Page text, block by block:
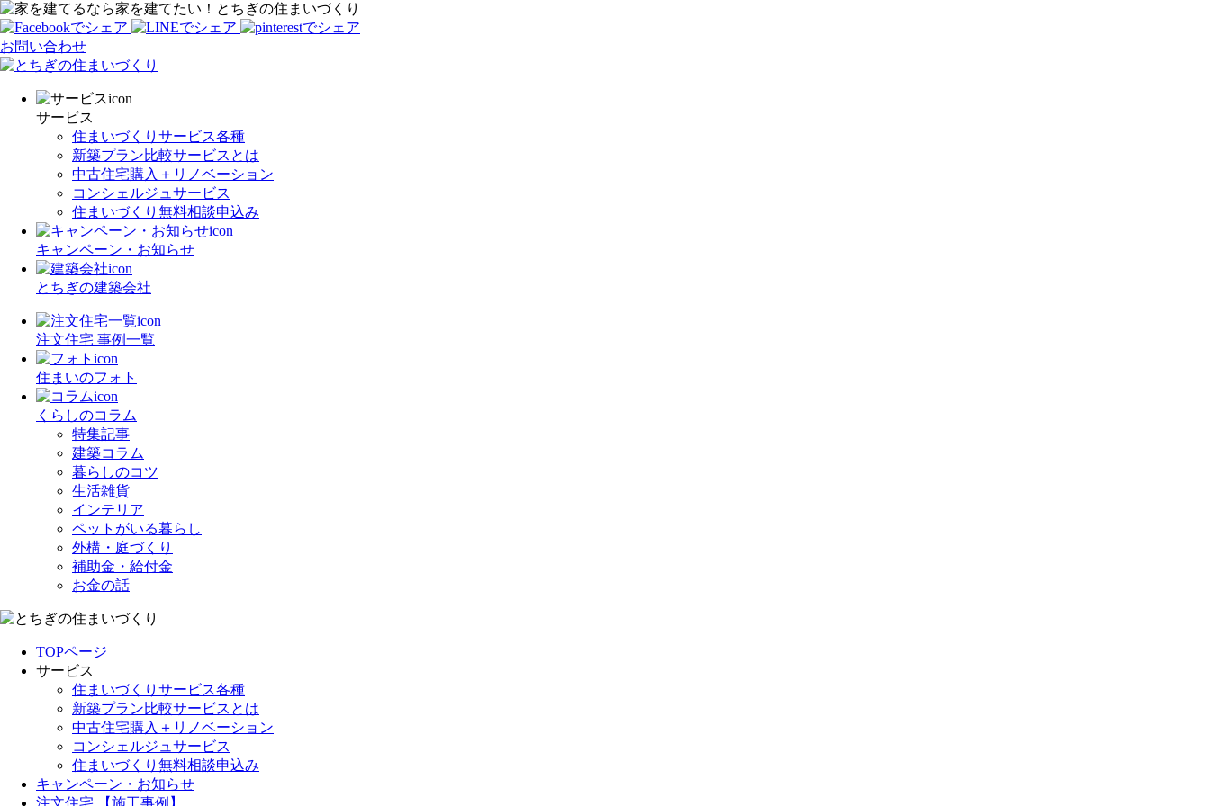
家を建てたい！とちぎの住まいづくり
お問い合わせ
サービス
住まいづくりサービス各種
新築プラン比較サービスとは
中古住宅購入＋リノベーション
コンシェルジュサービス
住まいづくり無料相談申込み
キャンペーン・お知らせ
とちぎの建築会社
注文住宅 事例一覧
住まいのフォト
くらしのコラム
特集記事
建築コラム
暮らしのコツ
生活雑貨
インテリア
ペットがいる暮らし
外構・庭づくり
補助金・給付金
お金の話
TOPページ
サービス
住まいづくりサービス各種
新築プラン比較サービスとは
中古住宅購入＋リノベーション
コンシェルジュサービス
住まいづくり無料相談申込み
キャンペーン・お知らせ
注文住宅 【施工事例】